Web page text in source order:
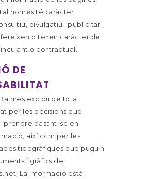
només té caràcter
divulgatiu i publicitari.
o tenen caràcter de
o contractual.
DE
Balmes exclou de tota
per les decisions que
prendre basant-se en
així com per les
tipogràfiques que puguin
i gràfics de
La informació està